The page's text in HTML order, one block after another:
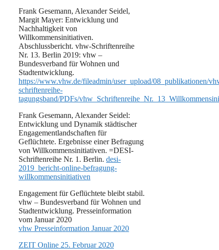
Frank Gesemann, Alexander Seidel,
Margit Mayer: Entwicklung und
Nachhaltigkeit von
Willkommensinitiativen.
Abschlussbericht. vhw-Schriftenreihe
Nr. 13. Berlin 2019: vhw –
Bundesverband für Wohnen und
Stadtentwicklung.
https://www.vhw.de/fileadmin/user_upload/08_publikationen/
schriftenreihe-
tagungsband/PDFs/
Frank Gesemann, Alexander Seidel:
Entwicklung und Dynamik städtischer
Engagementlandschaften für
Geflüchtete. Ergebnisse einer Befragung
von Willkommensinitiativen. =DESI-
Schriftenreihe Nr. 1. Berlin. desi-
2019_bericht-online-befragung-
willkommensinitiativen
Engagement für Geflüchtete bleibt stabil.
vhw – Bundesverband für Wohnen und
Stadtentwicklung. Presseinformation
vom Januar 2020
vhw Presseinformation Januar 2020
ZEIT Online 25. Februar 2020